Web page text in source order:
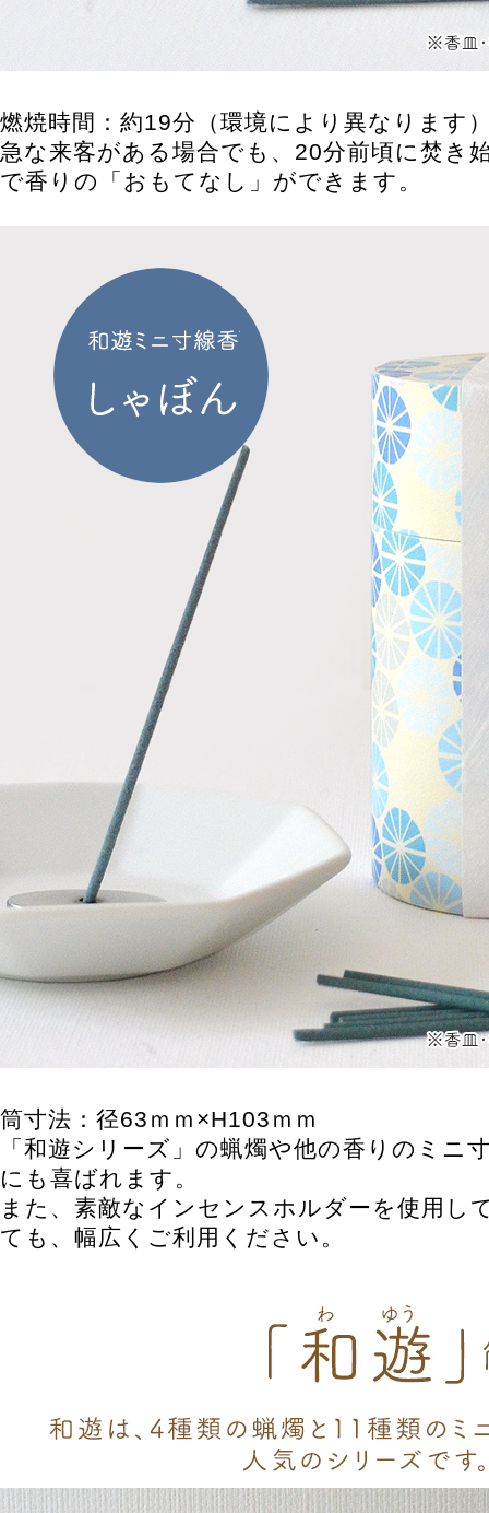
燃焼時間：約19分（環境により異なります
急な来客がある場合でも、20分前頃に焚き
で香りの「おもてなし」ができます。
筒寸法：径63ｍｍ×H103ｍｍ
「和遊シリーズ」の蝋燭や他の香りのミニ
にも喜ばれます。
また、素敵なインセンスホルダーを使用し
ても、幅広くご利用ください。